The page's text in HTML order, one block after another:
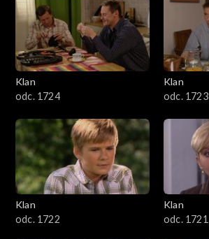
Klan
odc. 1724
Klan
odc. 1723
Klan
odc. 1722
Klan
odc. 1721